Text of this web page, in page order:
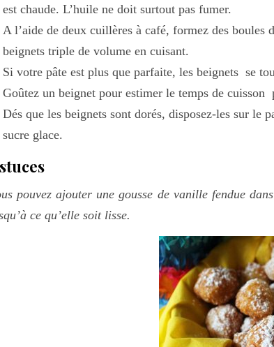
est chaude. L’huile ne doit surtout pas fumer.
A l’aide de deux cuillères à café, formez des boules
beignets triple de volume en cuisant.
Si votre pâte est plus que parfaite, les beignets se
Goûtez un beignet pour estimer le temps de
Dés que les beignets sont dorés, disposez-les sur le
sucre glace.
pouvez ajouter une gousse de vanille fendue
ce qu’elle soit lisse.